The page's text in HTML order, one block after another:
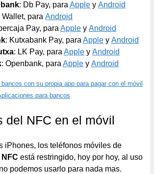
: Db Pay, para Apple y Android
Wallet, para Android
Pay, para Apple y Android
: Kutxabank Pay, para Apple y Android
: LK Pay, para Apple y Android
: Openbank, para Apple y Android
bancos con su propia app para pagar con el móvil
para bancos
del NFC en el móvil
iPhones, los teléfonos móviles de
NFC está restringido, hoy por hoy, al uso
podemos usarlo para nada mas.